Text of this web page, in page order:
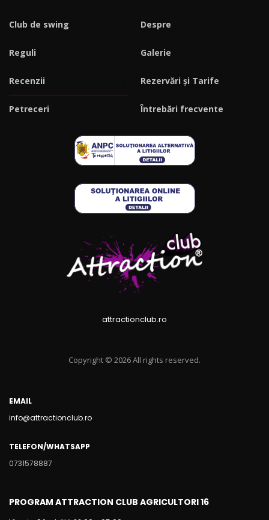
Club de swing Despre
Reguli Galerie
Recenzii Rezervări și Tarife
Petreceri Întrebări frecvente
attractionclub.ro
Copyright © 2026 All rights reserved.
EMAIL
info@attractionclub.ro
TELEFON/WHATSAPP
0731578887
PROGRAM ATTRACTION CLUB AGRICULTORI 16